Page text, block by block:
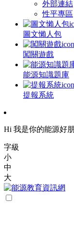
外部連結
性平專區
圖文懶人包
闖關遊戲
能源知識題庫
提報系統
Hi 我是你的能源好
字級
小
中
大